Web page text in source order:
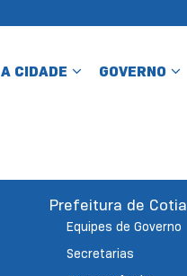
A CIDADE GOVERNO
Prefeitura de Cotia
Equipes de Governo
Secretarias